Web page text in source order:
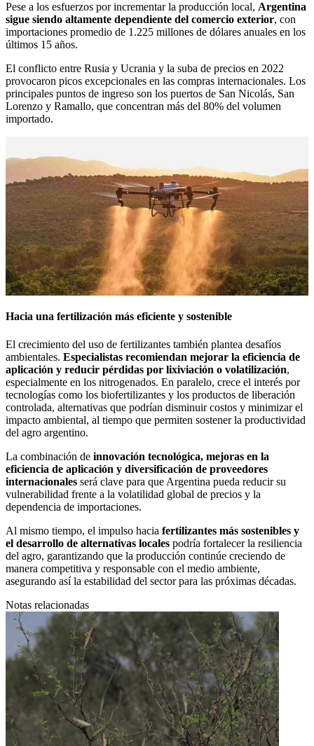
Pese a los esfuerzos por incrementar la producción local, Argentina
sigue siendo altamente dependiente del comercio exterior, con
importaciones promedio de 1.225 millones de dólares anuales en los
últimos 15 años.
El conflicto entre Rusia y Ucrania y la suba de precios en 2022
provocaron picos excepcionales en las compras internacionales. Los
principales puntos de ingreso son los puertos de San Nicolás, San
Lorenzo y Ramallo, que concentran más del 80% del volumen
importado.
Hacia una fertilización más eficiente y sostenible
El crecimiento del uso de fertilizantes también plantea desafíos
ambientales. Especialistas recomiendan mejorar la eficiencia de
aplicación y reducir pérdidas por lixiviación o volatilización,
especialmente en los nitrogenados. En paralelo, crece el interés por
tecnologías como los biofertilizantes y los productos de liberación
controlada, alternativas que podrían disminuir costos y minimizar el
impacto ambiental, al tiempo que permiten sostener la productividad
del agro argentino.
La combinación de innovación tecnológica, mejoras en la
eficiencia de aplicación y diversificación de proveedores
internacionales será clave para que Argentina pueda reducir su
vulnerabilidad frente a la volatilidad global de precios y la
dependencia de importaciones.
Al mismo tiempo, el impulso hacia fertilizantes más sostenibles y
el desarrollo de alternativas locales podría fortalecer la resiliencia
del agro, garantizando que la producción continúe creciendo de
manera competitiva y responsable con el medio ambiente,
asegurando así la estabilidad del sector para las próximas décadas.
Notas relacionadas